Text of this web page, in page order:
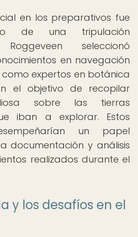
en los preparativos fue
de una tripulación
Roggeveen seleccionó
en navegación
expertos en botánica
el objetivo de recopilar
sobre las tierras
iban a explorar. Estos
un papel
documentación y análisis
realizados durante el
y los desafíos en el